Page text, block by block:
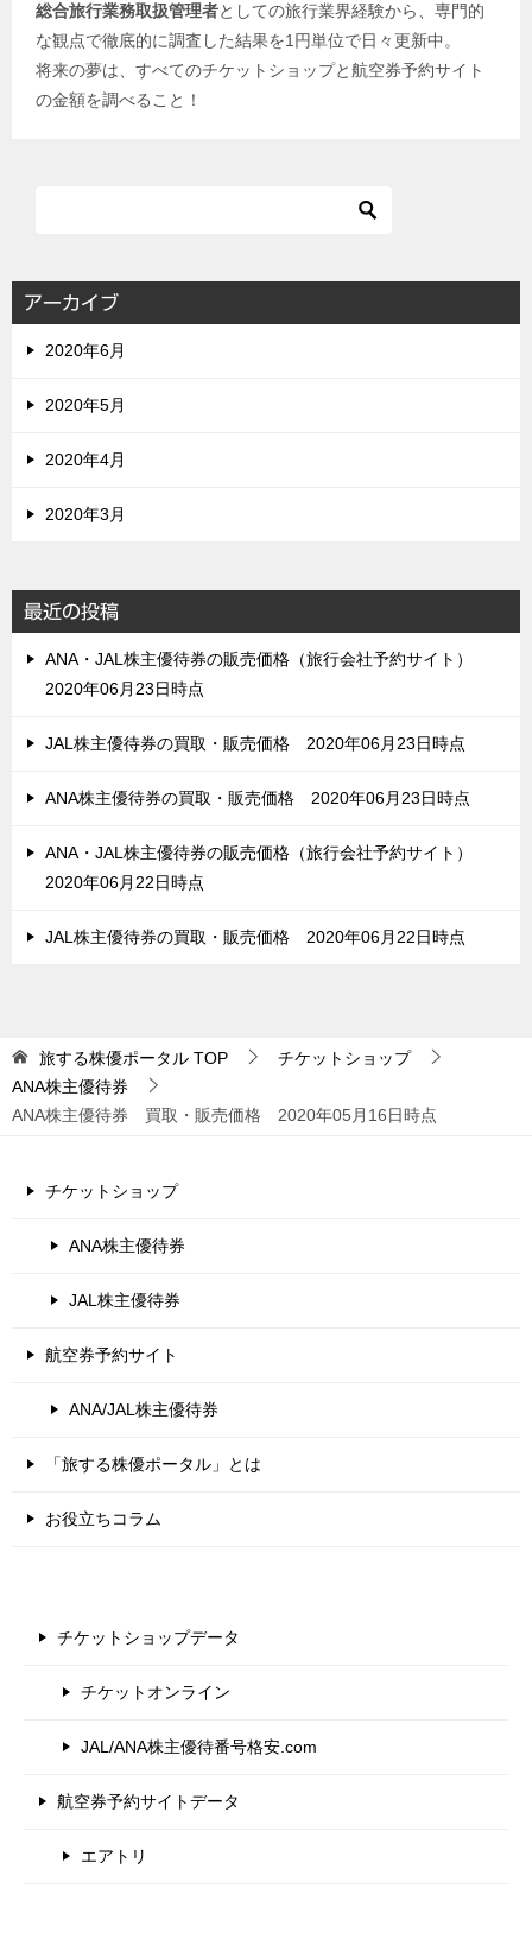
総合旅行業務取扱管理者としての旅行業界経験から、専門的
な観点で徹底的に調査した結果を1円単位で日々更新中。
将来の夢は、すべてのチケットショップと航空券予約サイト
の金額を調べること！
アーカイブ
2020年6月
2020年5月
2020年4月
2020年3月
最近の投稿
ANA・JAL株主優待券の販売価格（旅行会社予約サイト）
2020年06月23日時点
JAL株主優待券の買取・販売価格 2020年06月23日時点
ANA株主優待券の買取・販売価格 2020年06月23日時点
ANA・JAL株主優待券の販売価格（旅行会社予約サイト）
2020年06月22日時点
JAL株主優待券の買取・販売価格 2020年06月22日時点
旅する株優ポータル TOP
チケットショップ
ANA株主優待券
ANA株主優待券 買取・販売価格 2020年05月16日時点
チケットショップ
ANA株主優待券
JAL株主優待券
航空券予約サイト
ANA/JAL株主優待券
「旅する株優ポータル」とは
お役立ちコラム
チケットショップデータ
チケットオンライン
JAL/ANA株主優待番号格安.com
航空券予約サイトデータ
エアトリ